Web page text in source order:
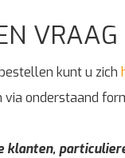
VRAAG
kunt u zich
onderstaand
klanten,